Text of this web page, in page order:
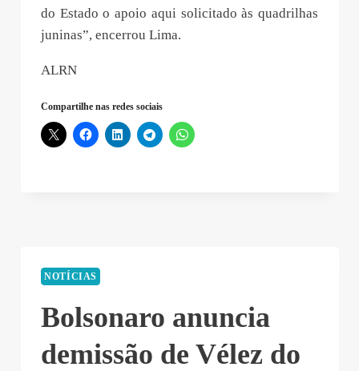
do Estado o apoio aqui solicitado às quadrilhas
juninas”, encerrou Lima.
ALRN
Compartilhe nas redes sociais
NOTÍCIAS
Bolsonaro anuncia
demissão de Vélez do